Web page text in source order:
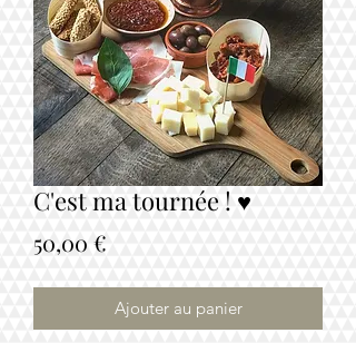
C'est ma tournée ! ♥
50,00 €
Ajouter au panier